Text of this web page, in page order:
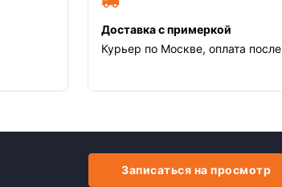
Доставка с примеркой
Курьер по Москве, оплата после
Записаться на просмотр